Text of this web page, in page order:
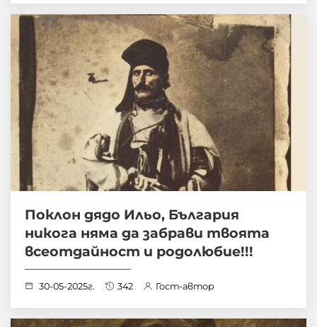
Поклон дядо Ильо, България
никога няма да забрави твоята
всеотдайност и родолюбие!!!
30-05-2025г. 342 Гост-автор